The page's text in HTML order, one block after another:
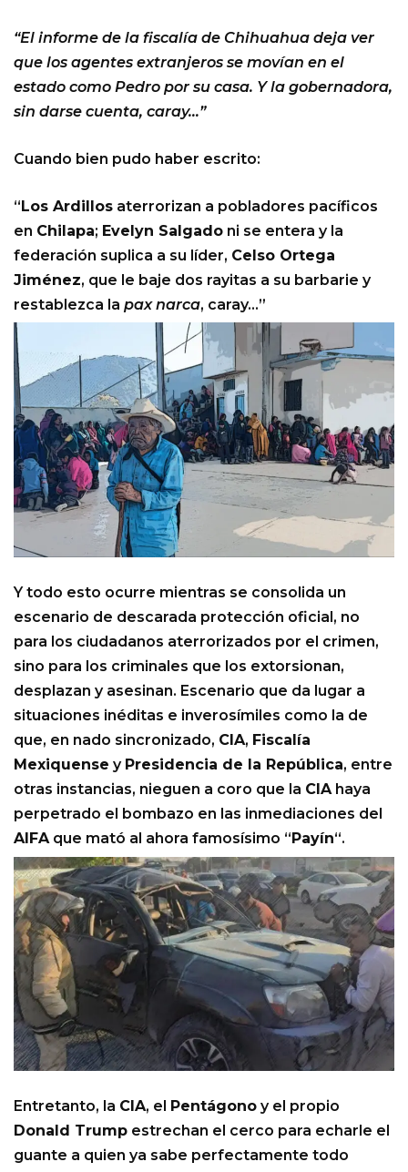
“El informe de la fiscalía de Chihuahua deja ver
que los agentes extranjeros se movían en el
estado como Pedro por su casa. Y la gobernadora,
sin darse cuenta, caray…”
Cuando bien pudo haber escrito:
“Los Ardillos aterrorizan a pobladores pacíficos
en Chilapa; Evelyn Salgado ni se entera y la
federación suplica a su líder, Celso Ortega
Jiménez, que le baje dos rayitas a su barbarie y
restablezca la pax narca, caray…”
Y todo esto ocurre mientras se consolida un
escenario de descarada protección oficial, no
para los ciudadanos aterrorizados por el crimen,
sino para los criminales que los extorsionan,
desplazan y asesinan. Escenario que da lugar a
situaciones inéditas e inverosímiles como la de
que, en nado sincronizado, CIA, Fiscalía
Mexiquense y Presidencia de la República, entre
otras instancias, nieguen a coro que la CIAhaya
perpetrado el bombazo en las inmediaciones del
AIFAque mató al ahora famosísimo “ Payín“.
Entretanto, la CIA, el Pentágono y el propio
Donald Trump estrechan el cerco para echarle el
guante a quien ya sabe perfectamente todo